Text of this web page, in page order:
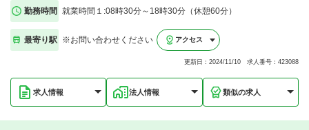
勤務時間 就業時間１:08時30分～18時30分（休憩60分）
最寄り駅 ※お問い合わせください アクセス
更新日：2024/11/10 求人番号：423088
求人情報 法人情報 類似の求人